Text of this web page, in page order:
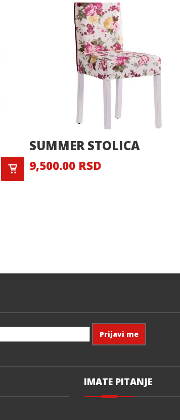
SUMMER STOLICA
9,500.00 RSD
IMATE PITANJE